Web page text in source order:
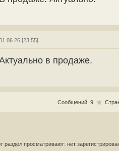
[23:55]
в продаже.
Сообщений: 9
раздел просматривают: нет